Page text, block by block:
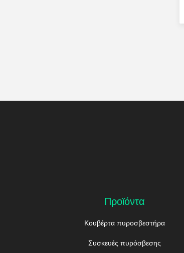
Προϊόντα
Κουβέρτα πυροσβεστήρα
Συσκευές πυρόσβεσης